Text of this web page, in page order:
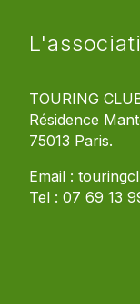
TOURING
Résidence
75013 Paris.
Email :
Tel : 07 69 13